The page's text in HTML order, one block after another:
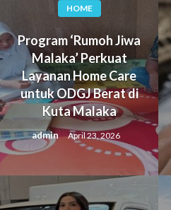
HOME
Program ‘Rumoh Jiwa
Malaka’ Perkuat
Layanan Home Care
untuk ODGJ Berat di
Kuta Malaka
admin April 23, 2026